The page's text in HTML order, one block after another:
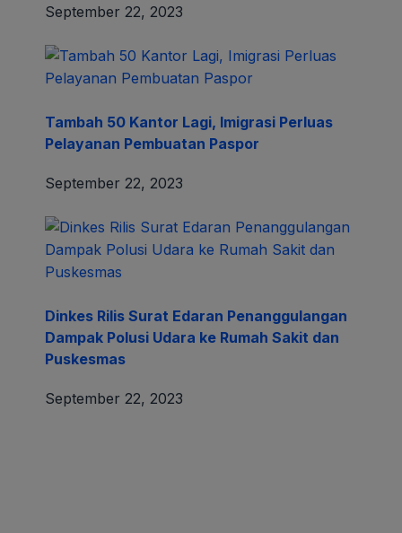
September 22, 2023
Tambah 50 Kantor Lagi, Imigrasi Perluas
Pelayanan Pembuatan Paspor
September 22, 2023
Dinkes Rilis Surat Edaran Penanggulangan
Dampak Polusi Udara ke Rumah Sakit dan
Puskesmas
September 22, 2023